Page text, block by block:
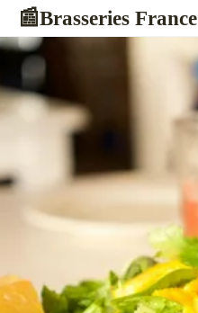
📰Brasseries France